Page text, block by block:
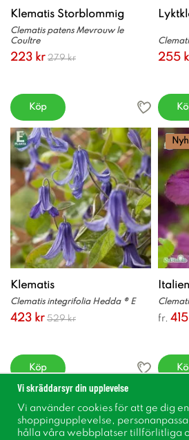
Klematis Storblommig
Clematis patens Mevrouw le
Coultre
223 kr 279 kr
Köp
255
Klematis
Clematis integrifolia Hedda ® E
423 kr 529 kr
Köp
fr.
Vi skräddarsyr din upplevelse
Vi använder cookies för att ge dig
shoppingupplevelse,
hålla våra webbplatser tillförlitliga